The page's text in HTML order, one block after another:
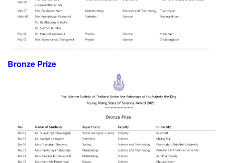
Bronze Prize